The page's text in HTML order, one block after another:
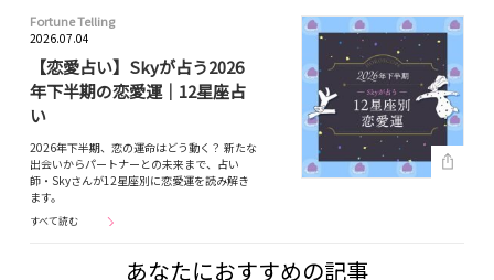
Fortune Telling
2026.07.04
【恋愛占い】Skyが占う2026
年下半期の恋愛運｜12星座占
い
2026年下半期、恋の運命はどう動く？ 新たな
出会いからパートナーとの未来まで、占い
師・Skyさんが12星座別に恋愛運を読み解き
ます。
すべて読む
あなたにおすすめの記事